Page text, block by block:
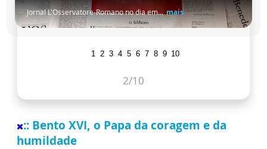
Jornal L'Osservatore-Romano no dia em... mais
1 2 3 4 5 6 7 8 9 10
2/10
:: Bento XVI, o Papa da coragem e da
humildade